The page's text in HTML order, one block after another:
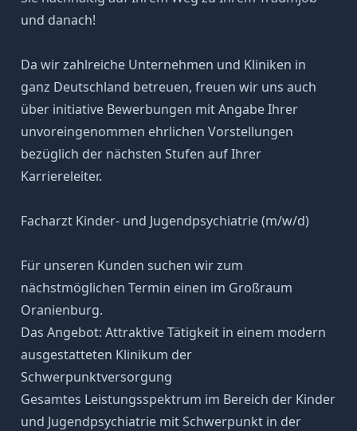
und danach!
Da wir zahlreiche Unternehmen und Kliniken in
ganz Deutschland betreuen, freuen wir uns auch
über initiative Bewerbungen mit Angabe Ihrer
unvoreingenommen ehrlichen Vorstellungen
bezüglich der nächsten Stufen auf Ihrer
Karriereleiter.
Facharzt Kinder- und Jugendpsychiatrie (m/w/d)
Für unseren Kunden suchen wir zum
nächstmöglichen Termin einen im Großraum
Oranienburg.
Das Angebot: Attraktive Tätigkeit in einem modern
ausgestatteten Klinikum der
Schwerpunktversorgung
Gesamtes Leistungsspektrum im Bereich der Kinder
und Jugendpsychiatrie mit Schwerpunkt in der